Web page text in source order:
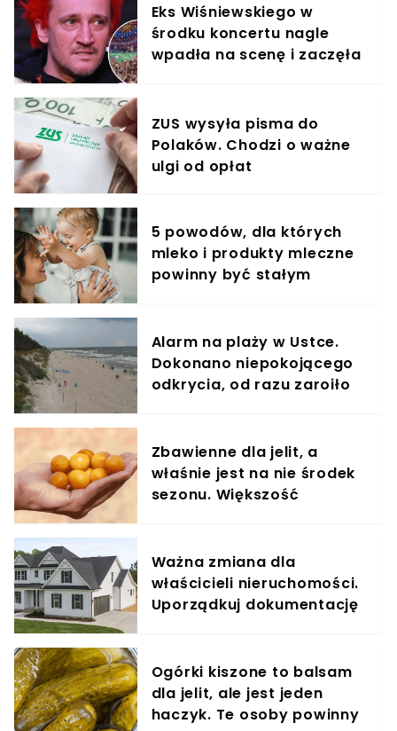
Eks Wiśniewskiego w
środku koncertu nagle
wpadła na scenę i zaczęła
ZUS wysyła pisma do
Polaków. Chodzi o ważne
ulgi od opłat
5 powodów, dla których
mleko i produkty mleczne
powinny być stałym
Alarm na plaży w Ustce.
Dokonano niepokojącego
odkrycia, od razu zaroiło
Zbawienne dla jelit, a
właśnie jest na nie środek
sezonu. Większość
Ważna zmiana dla
właścicieli nieruchomości.
Uporządkuj dokumentację
Ogórki kiszone to balsam
dla jelit, ale jest jeden
haczyk. Te osoby powinny